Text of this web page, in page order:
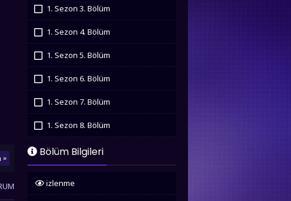
»
1. Sezon 3. Bölüm
1. Sezon 4. Bölüm
1. Sezon 5. Bölüm
1. Sezon 6. Bölüm
1. Sezon 7. Bölüm
1. Sezon 8. Bölüm
İzledim
1. Sezon 9. Bölüm
İzledim
Bölüm Bilgileri
izlenme